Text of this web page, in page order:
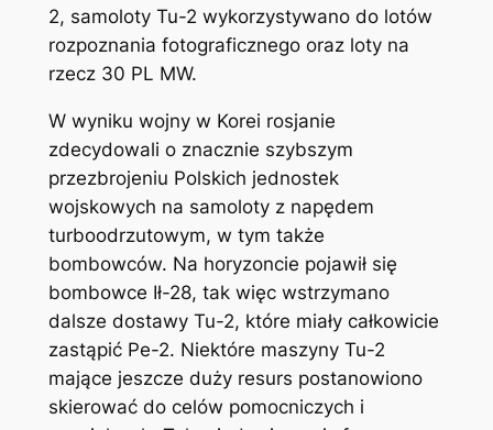
2, samoloty Tu-2 wykorzystywano do lotów
rozpoznania fotograficznego oraz loty na
rzecz 30 PL MW.
W wyniku wojny w Korei rosjanie
zdecydowali o znacznie szybszym
przezbrojeniu Polskich jednostek
wojskowych na samoloty z napędem
turboodrzutowym, w tym także
bombowców. Na horyzoncie pojawił się
bombowce Ił-28, tak więc wstrzymano
dalsze dostawy Tu-2, które miały całkowicie
zastąpić Pe-2. Niektóre maszyny Tu-2
mające jeszcze duży resurs postanowiono
skierować do celów pomocniczych i